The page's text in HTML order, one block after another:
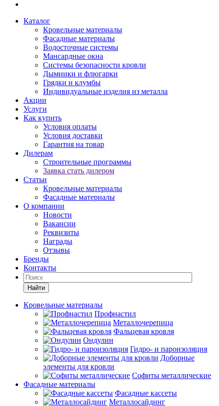
Каталог
Кровельные материалы
Фасадные материалы
Водосточные системы
Мансардные окна
Системы безопасности кровли
Дымники и флюгарки
Грядки и клумбы
Индивидуальные изделия из металла
Акции
Услуги
Как купить
Условия оплаты
Условия доставки
Гарантия на товар
Дилерам
Строительные программы
Заявка стать дилером
Статьи
Кровельные материалы
Фасадные материалы
О компании
Новости
Вакансии
Реквизиты
Награды
Отзывы
Бренды
Контакты
Найти
Кровельные материалы
Профнастил
Металлочерепица
Фальцевая кровля
Ондулин
Гидро- и пароизоляция
Доборные
элементы для кровли
Софиты металлические
Фасадные материалы
Фасадные кассеты
Металлосайдинг